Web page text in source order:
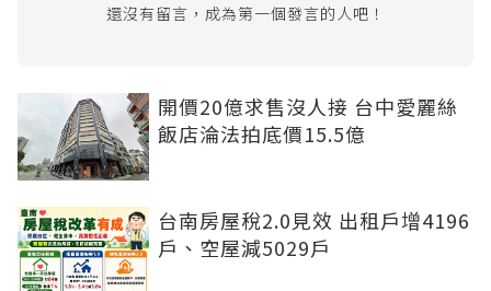
還沒有留言，成為第一個發言的人吧！
開價20億求售沒人接 台中愛麗絲
飯店淪法拍底價15.5億
台南房屋稅2.0見效 出租戶增4196
戶、空屋減5029戶